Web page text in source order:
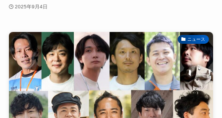
2025年9月4日
ニュース